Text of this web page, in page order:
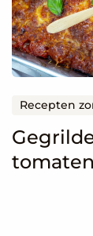
Recepten
aubergines
met
uit